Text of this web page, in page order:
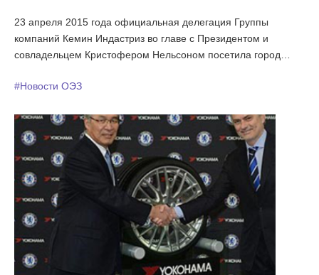
23 апреля 2015 года официальная делегация Группы
компаний Кемин Индастриз во главе с Президентом и
совладельцем Кристофером Нельсоном посетила город
#Новости ОЭЗ